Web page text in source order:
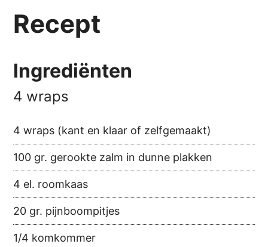
Recept
Ingrediënten
4 wraps
4 wraps (kant en klaar of zelfgemaakt)
100 gr. gerookte zalm in dunne plakken
4 el. roomkaas
20 gr. pijnboompitjes
1/4 komkommer